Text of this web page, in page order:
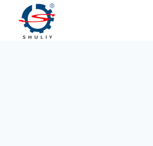
content